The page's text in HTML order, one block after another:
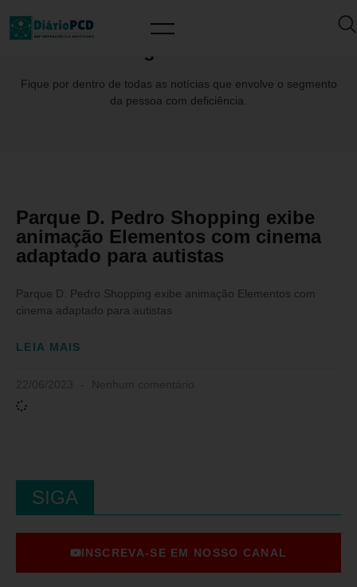
Fique por dentro de todas as notícias que envolve o segmento
da pessoa com deficiência.
Parque D. Pedro Shopping exibe
animação Elementos com cinema
adaptado para autistas
Parque D. Pedro Shopping exibe animação Elementos com
cinema adaptado para autistas
LEIA MAIS
SIGA
INSCREVA-SE EM NOSSO CANAL